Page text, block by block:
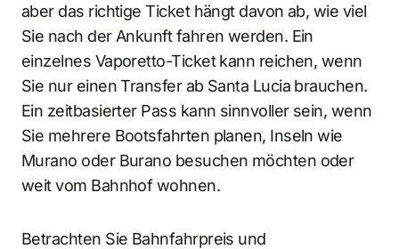
aber das richtige Ticket hängt davon ab, wie viel
Sie nach der Ankunft fahren werden. Ein
einzelnes Vaporetto-Ticket kann reichen, wenn
Sie nur einen Transfer ab Santa Lucia brauchen.
Ein zeitbasierter Pass kann sinnvoller sein, wenn
Sie mehrere Bootsfahrten planen, Inseln wie
Murano oder Burano besuchen möchten oder
weit vom Bahnhof wohnen.
Betrachten Sie Bahnfahrpreis und